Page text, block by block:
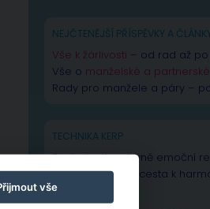
NEJČTENĚJŠÍ PŘÍSPĚVKY A
Vše k žárlivosti – od rad až
Vše o manželské a
Rady pro manžele a páry –
TECHNIKA KERP
Technika Kognitivně emoční
psychiky – Vaše cesta k
výkonnosti duše.
vše